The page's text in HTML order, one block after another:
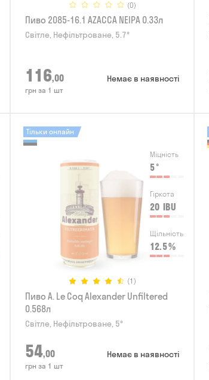
(0)
Пиво 2085-16.1 AZACCA NEIPA 0.33л
Світле, Нефільтроване, 5.7°
116,00
грн за 1 шт
Немає в наявності
Міцність
5°
Гіркота
20 IBU
Щільність
12.5%
(1)
Тільки онлайн
Пиво A. Le Coq Alexander Unfiltered
0.568л
Світле, Нефільтроване, 5°
54,00
грн за 1 шт
Немає в наявності